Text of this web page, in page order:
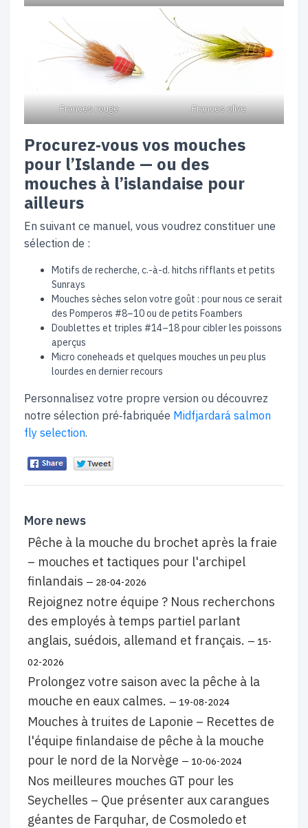
Frances rouge Frances olive
Procurez‑vous vos mouches
pour l’Islande — ou des
mouches à l’islandaise pour
ailleurs
En suivant ce manuel, vous voudrez constituer une
sélection de :
Motifs de recherche, c.-à-d. hitchs rifflants et petits
Sunrays
Mouches sèches selon votre goût : pour nous ce serait
des Pomperos #8–10 ou de petits Foambers
Doublettes et triples #14–18 pour cibler les poissons
aperçus
Micro coneheads et quelques mouches un peu plus
lourdes en dernier recours
Personnalisez votre propre version ou découvrez
notre sélection pré‑fabriquée Midfjardará salmon
fly selection.
More news
Pêche à la mouche du brochet après la fraie
– mouches et tactiques pour l'archipel
finlandais — 28-04-2026
Rejoignez notre équipe ? Nous recherchons
des employés à temps partiel parlant
anglais, suédois, allemand et français. — 15-
02-2026
Prolongez votre saison avec la pêche à la
mouche en eaux calmes. — 19-08-2024
Mouches à truites de Laponie – Recettes de
l'équipe finlandaise de pêche à la mouche
pour le nord de la Norvège — 10-06-2024
Nos meilleures mouches GT pour les
Seychelles – Que présenter aux carangues
géantes de Farquhar, de Cosmoledo et